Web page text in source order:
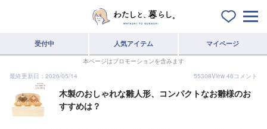
受付中 人気アイテム マイページ
本ページはプロモーションを含みます
最終更新日：2026/05/14
55308View 46コメント
木製のおしゃれな雛人形、コンパクトなお雛様のお
すすめは？